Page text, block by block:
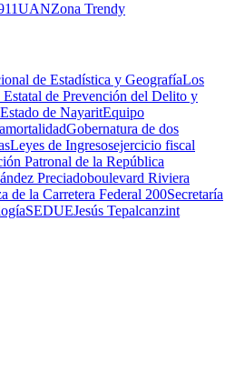
UANZona Trendy
de Estadística y GeografíaLos
Estatal de Prevención del Delito y
de NayaritEquipo
mortalidadGobernatura de dos
Leyes de Ingresosejercicio fiscal
Patronal de la República
Preciadoboulevard Riviera
de la Carretera Federal 200Secretaría
SEDUEJesús Tepalcanzint